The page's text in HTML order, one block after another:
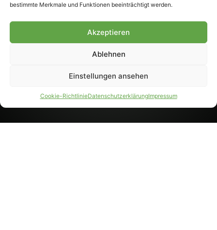
bestimmte Merkmale und Funktionen beeinträchtigt werden.
Akzeptieren
Ablehnen
Einstellungen ansehen
Cookie-RichtlinieDatenschutzerklärungImpressum
Nationalbibliothek (ISSN 1868-
Weiterverarbeitung, auch
Genehmigung.
PARTNER WERDEN
AGB